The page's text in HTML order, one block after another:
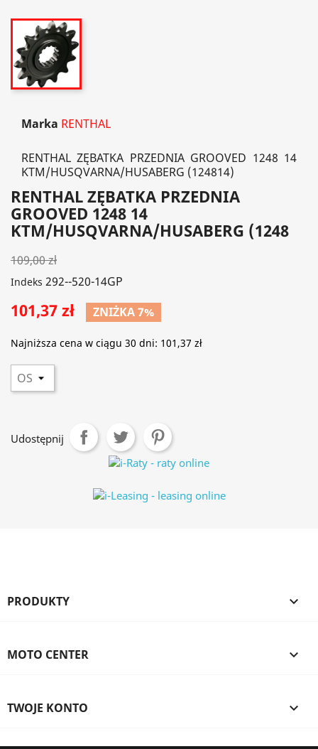
Marka RENTHAL
RENTHAL ZĘBATKA PRZEDNIA GROOVED 1248 14
KTM/HUSQVARNA/HUSABERG (124814)
RENTHAL ZĘBATKA PRZEDNIA
GROOVED 1248 14
KTM/HUSQVARNA/HUSABERG (1248
109,00 zł
Indeks 292--520-14GP
101,37 zł ZNIŻKA 7%
Najniższa cena w ciągu 30 dni: 101,37 zł
Udostępnij
PRODUKTY 
MOTO CENTER 
TWOJE KONTO 